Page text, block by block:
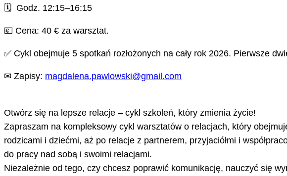
🗓 Godz. 12:15–16:15
💶 Cena: 40 € za warsztat.
✅ Cykl obejmuje 5 spotkań rozłożonych na cały rok 2026. Pierwsze
✉ Zapisy: magdalena.pawlowski@gmail.com
Otwórz się na lepsze relacje – cykl szkoleń, który zmienia życie!
Zapraszam na kompleksowy cykl warsztatów o relacjach, który
rodzicami i dziećmi, aż po relacje z partnerem, przyjaciółmi i
do pracy nad sobą i swoimi relacjami.
Niezależnie od tego, czy chcesz poprawić komunikację, nauczyć się